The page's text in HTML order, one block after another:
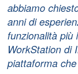
abbiamo
anni di
funzionalità più
WorkStation di
piattaforma